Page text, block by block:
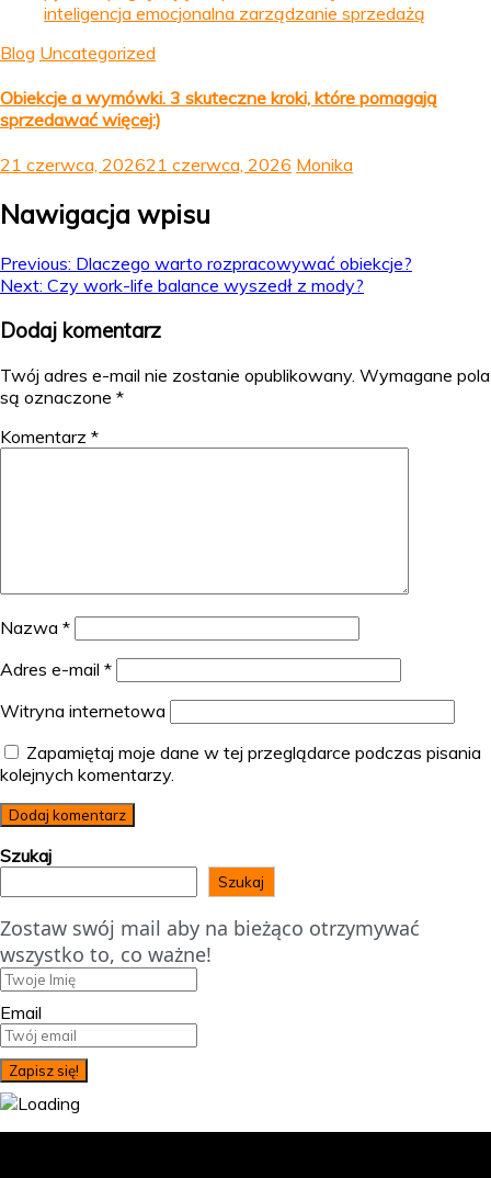
Blog Uncategorized
Obiekcje a wymówki. 3 skuteczne kroki, które pomagają
sprzedawać więcej:)
21 czerwca, 202621 czerwca, 2026 Monika
Nawigacja wpisu
Previous: Dlaczego warto rozpracowywać obiekcje?
Next: Czy work-life balance wyszedł z mody?
Dodaj komentarz
Twój adres e-mail nie zostanie opublikowany. Wymagane pola
są oznaczone *
Komentarz *
Nazwa *
Adres e-mail *
Witryna internetowa
Zapamiętaj moje dane w tej przeglądarce podczas pisania
kolejnych komentarzy.
Szukaj
Szukaj
Zostaw swój mail aby na bieżąco otrzymywać
wszystko to, co ważne!
Email